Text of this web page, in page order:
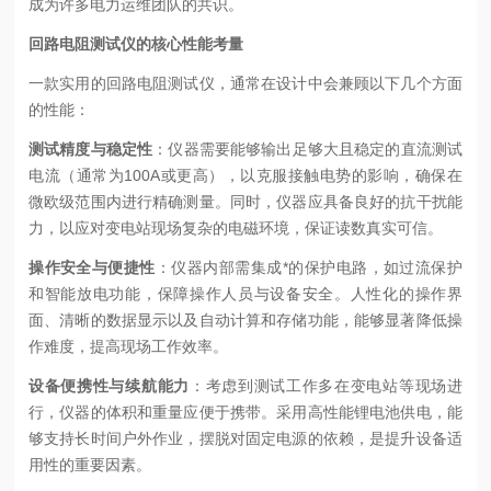
成为许多电力运维团队的共识。
回路电阻测试仪的核心性能考量
一款实用的回路电阻测试仪，通常在设计中会兼顾以下几个方面
的性能：
测试精度与稳定性 ：仪器需要能够输出足够大且稳定的直流测试
电流（通常为100A或更高），以克服接触电势的影响，确保在
微欧级范围内进行精确测量。同时，仪器应具备良好的抗干扰能
力，以应对变电站现场复杂的电磁环境，保证读数真实可信。
操作安全与便捷性 ：仪器内部需集成*的保护电路，如过流保护
和智能放电功能，保障操作人员与设备安全。人性化的操作界
面、清晰的数据显示以及自动计算和存储功能，能够显著降低操
作难度，提高现场工作效率。
设备便携性与续航能力 ：考虑到测试工作多在变电站等现场进
行，仪器的体积和重量应便于携带。采用高性能锂电池供电，能
够支持长时间户外作业，摆脱对固定电源的依赖，是提升设备适
用性的重要因素。